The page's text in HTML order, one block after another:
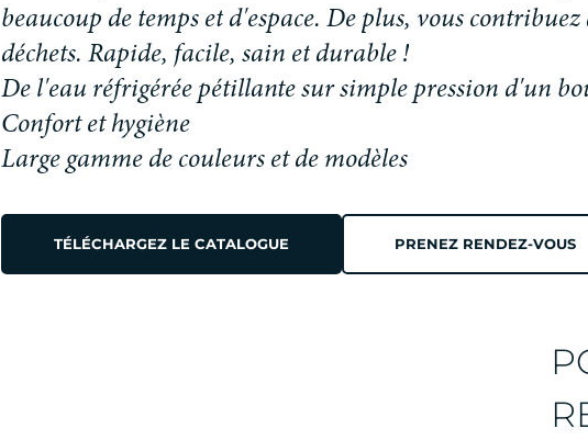
beaucoup de temps et d'espace. De plus, vous contribuez
déchets. Rapide, facile, sain et durable !
De l'eau réfrigérée pétillante sur simple pression d'un
Confort et hygiène
Large gamme de couleurs et de modèles
TÉLÉCHARGEZ LE CATALOGUE PRENEZ RENDEZ-VOUS